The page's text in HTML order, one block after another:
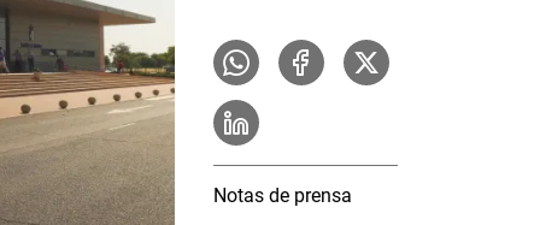
Notas de prensa